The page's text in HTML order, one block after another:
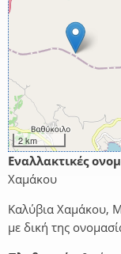
2 km
Εναλλακτικές
Χαμάκου
Καλύβια Χαμάκου,
με δική της